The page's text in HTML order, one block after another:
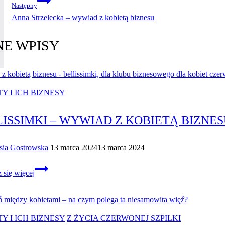
Następny
Anna Strzelecka – wywiad z kobietą biznesu
WPISY
I ICH BIZNESY
– WYWIAD Z KOBIETĄ
Gostrowska 13 marca 202413 marca 2024
się więcej
Bellissimki
z kobietą
biznesu
I ICH BIZNESY|Z ŻYCIA CZERWONEJ SZPILKI